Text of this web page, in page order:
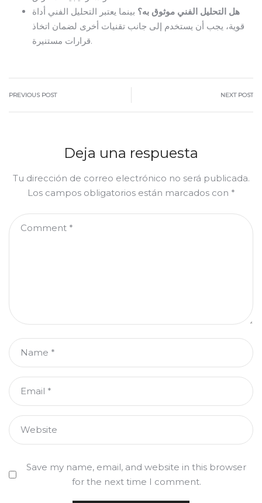
هل التحليل الفني موثوق به؟ بينما يعتبر التحليل الفني أداة
قوية، يجب أن يستخدم إلى جانب تقنيات أخرى لضمان اتخاذ
قرارات مستنيرة.
PREVIOUS POST NEXT POST
Deja una respuesta
Tu dirección de correo electrónico no será publicada.
Los campos obligatorios están marcados con *
Comment *
Name *
Email *
Website
Save my name, email, and website in this browser
for the next time I comment.